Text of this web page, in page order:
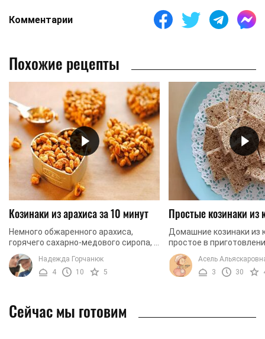
Комментарии
Похожие рецепты
Козинаки из арахиса за 10 минут
Немного обжаренного арахиса,
горячего сахарно-медового сиропа, и
идеальный восточный десерт к чаю
готов. Козинаки из арахиса по
нашему фоторецепту ...
Надежда Горчанюк
4
10 5
Простые козинаки из
Домашние козинаки из
простое в
вкусное лакомство,
намного вкуснее
альтернативы. Вы ...
Асель
3
30
Сейчас мы готовим